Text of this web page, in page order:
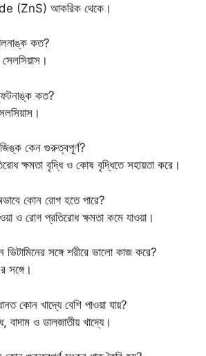
(ZnS) আকরিক থেকে।
কত?
কত?
জিঙ্ক কেন গুরুত্বপূর্ণ?
ক্ষমতা বৃদ্ধি ও কোষ বৃদ্ধিতে সহায়তা করে।
কোন রোগ হতে পারে?
ও রোগ প্রতিরোধ ক্ষমতা কমে যাওয়া।
সঙ্গে শরীরে ভালো কাজ করে?
সঙ্গে।
কোন খাদ্যে বেশি পাওয়া যায়?
বাদাম ও ডালজাতীয় খাদ্যে।